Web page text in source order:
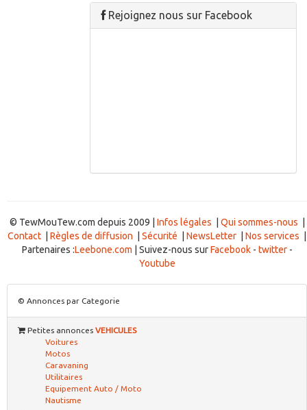
Rejoignez nous sur Facebook
© TewMouTew.com depuis 2009 | Infos légales | Qui sommes-nous |
Contact | Règles de diffusion | Sécurité | NewsLetter | Nos services |
Partenaires :Leebone.com | Suivez-nous surFacebook- twitter-
Youtube
© Annonces par Categorie
Petites annonces VEHICULES
Voitures
Motos
Caravaning
Utilitaires
Equipement Auto / Moto
Nautisme